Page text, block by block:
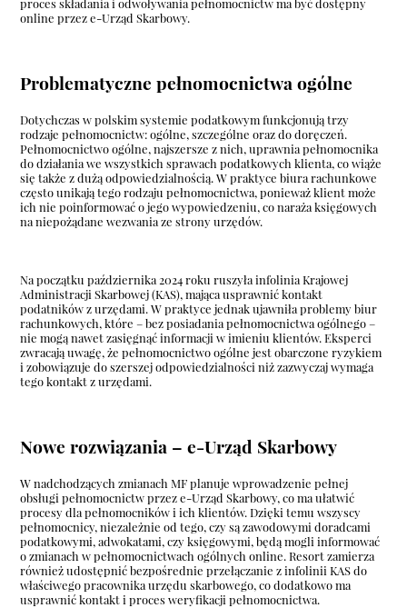
proces składania i odwoływania pełnomocnictw ma być dostępny
online przez e-Urząd Skarbowy.
Problematyczne pełnomocnictwa ogólne
Dotychczas w polskim systemie podatkowym funkcjonują trzy
rodzaje pełnomocnictw: ogólne, szczególne oraz do doręczeń.
Pełnomocnictwo ogólne, najszersze z nich, uprawnia pełnomocnika
do działania we wszystkich sprawach podatkowych klienta, co wiąże
się także z dużą odpowiedzialnością. W praktyce biura rachunkowe
często unikają tego rodzaju pełnomocnictwa, ponieważ klient może
ich nie poinformować o jego wypowiedzeniu, co naraża księgowych
na niepożądane wezwania ze strony urzędów.
Na początku października 2024 roku ruszyła infolinia Krajowej
Administracji Skarbowej (KAS), mająca usprawnić kontakt
podatników z urzędami. W praktyce jednak ujawniła problemy biur
rachunkowych, które – bez posiadania pełnomocnictwa ogólnego –
nie mogą nawet zasięgnąć informacji w imieniu klientów. Eksperci
zwracają uwagę, że pełnomocnictwo ogólne jest obarczone ryzykiem
i zobowiązuje do szerszej odpowiedzialności niż zazwyczaj wymaga
tego kontakt z urzędami.
Nowe rozwiązania – e-Urząd Skarbowy
W nadchodzących zmianach MF planuje wprowadzenie pełnej
obsługi pełnomocnictw przez e-Urząd Skarbowy, co ma ułatwić
procesy dla pełnomocników i ich klientów. Dzięki temu wszyscy
pełnomocnicy, niezależnie od tego, czy są zawodowymi doradcami
podatkowymi, adwokatami, czy księgowymi, będą mogli informować
o zmianach w pełnomocnictwach ogólnych online. Resort zamierza
również udostępnić bezpośrednie przełączanie z infolinii KAS do
właściwego pracownika urzędu skarbowego, co dodatkowo ma
usprawnić kontakt i proces weryfikacji pełnomocnictwa.